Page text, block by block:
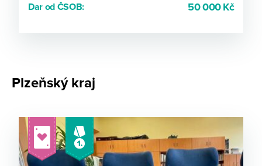
Dar od ČSOB: 50 000 Kč
Plzeňský kraj